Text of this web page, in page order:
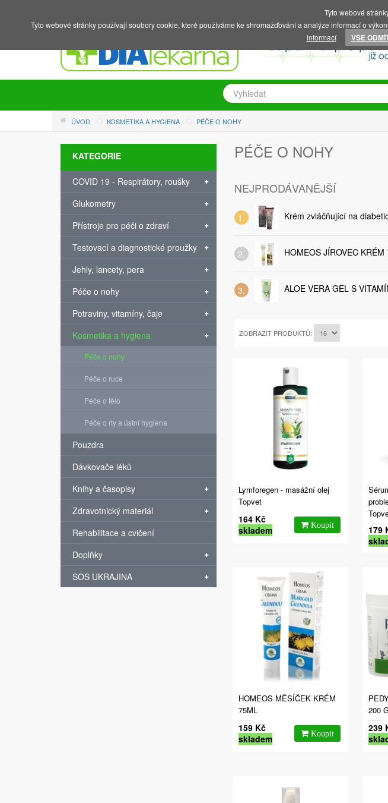
ÚVOD KOSMETIKA A HYGIENA PÉČE O NOHY
PÉČE O NOHY
NEJPRODÁVANĚJŠÍ
Krém zvláčňující na
HOMEOS JÍROVEC KRÉM
ALOE VERA GEL S
ZOBRAZIT PRODUKTŮ:
Lymforegen - masážní olej
Topvet
164 Kč
skladem
179
HOMEOS MĚSÍČEK KRÉM
75ML
159 Kč
skladem
200
239
KATEGORIE
COVID 19 - Respirátory, roušky
Glukometry
Přístroje pro péči o zdraví
Testovací a diagnostické proužky
Jehly, lancety, pera
Péče o nohy
Potraviny, vitamíny, čaje
Kosmetika a hygiena
Péče o nohy
Péče o ruce
Péče o tělo
Péče o rty a ústní hygiena
Pouzdra
Dávkovače léků
Knihy a časopisy
Zdravotnický materiál
Rehabilitace a cvičení
Doplňky
SOS UKRAJINA
Tyto webové
Tyto webové stránky používají soubory cookie, které používáme ke shromažďování a analýze informací o
informací
VŠE